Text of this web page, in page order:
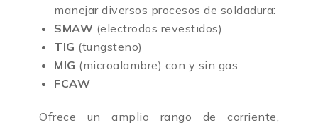
manejar diversos procesos de soldadura:
SMAW (electrodos revestidos)
TIG (tungsteno)
MIG (microalambre) con y sin gas
FCAW
Ofrece un amplio rango de corriente,